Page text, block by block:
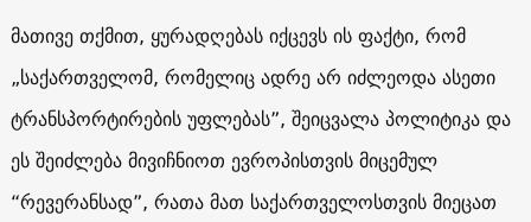
მათივე თქმით, ყურადღებას იქცევს ის ფაქტი, რომ
„საქართველომ, რომელიც ადრე არ იძლეოდა ასეთი
ტრანსპორტირების უფლებას”, შეიცვალა პოლიტიკა და
ეს შეიძლება მივიჩნიოთ ევროპისთვის მიცემულ
“რევერანსად”, რათა მათ საქართველოსთვის მიეცათ